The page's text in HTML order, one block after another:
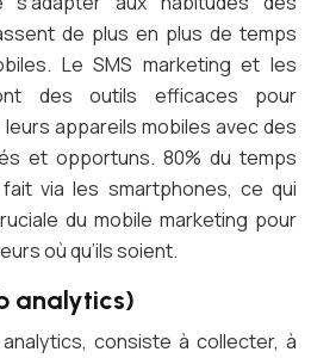
de plus en plus de temps
Le SMS marketing et les
des outils efficaces pour
appareils mobiles avec des
et opportuns. 80% du temps
via les smartphones, ce qui
du mobile marketing pour
où qu’ils soient.
analytics)
analytics, consiste à collecter, à